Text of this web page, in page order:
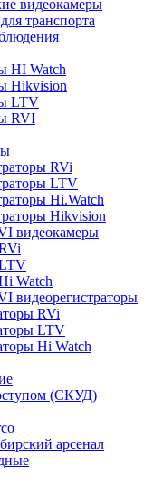
видеокамеры
транспорта
HI Watch
Hikvision
LTV
RVI
RVi
LTV
Hi.Watch
Hikvision
видеокамеры
Watch
видеорегистраторы
RVi
LTV
Hi Watch
(СКУД)
арсенал